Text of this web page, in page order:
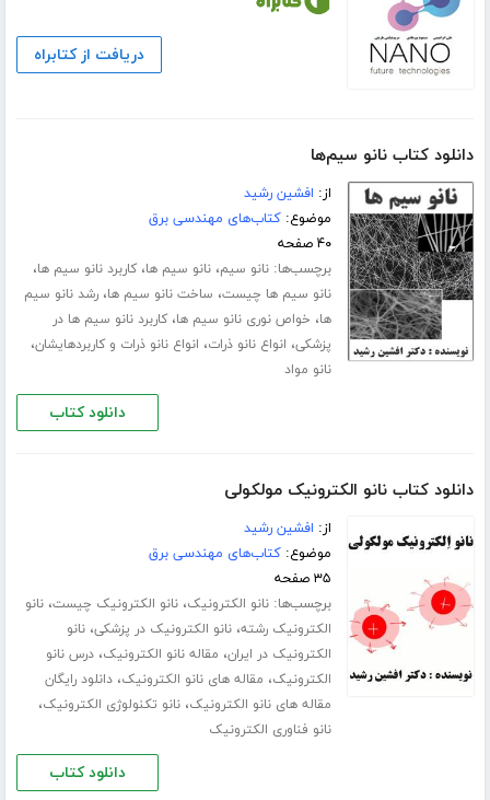
دریافت از کتابراه
دانلود کتاب نانو سیم‌ها
از: افشین رشید
موضوع:کتاب‌های مهندسی برق
۴۰ صفحه
برچسب‌ها:نانو سیم،نانو سیم ها،کاربرد نانو سیم ها،
نانو سیم ها چیست، ساخت نانو سیم ها،رشد نانو سیم
ها، خواص نوری نانو سیم ها،کاربرد نانو سیم ها در
پزشکی، انواع نانو ذرات، انواع نانو ذرات و کاربردهایشان،
نانو مواد
دانلود کتاب
دانلود کتاب نانو الکترونیک مولکولی
از: افشین رشید
موضوع:کتاب‌های مهندسی برق
۳۵ صفحه
برچسب‌ها:نانو الکترونیک،نانو الکترونیک چیست،نانو
الکترونیک رشته،نانو الکترونیک در پزشکی،نانو
الکترونیک در ایران، مقاله نانو الکترونیک،درس نانو
الکترونیک، مقاله های نانو الکترونیک،دانلود رایگان
مقاله های نانو الکترونیک،نانو تکنولوژی الکترونیک،
نانو فناوری الکترونیک
دانلود کتاب